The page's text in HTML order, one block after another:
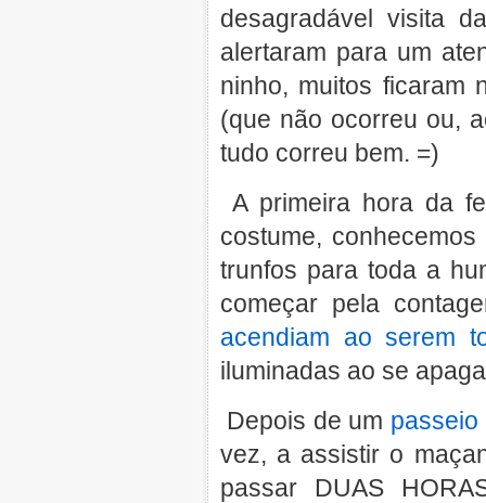
desagradável visita
alertaram para um
ninho, muitos ficaram
(que não ocorreu ou,
tudo correu bem. =)
A primeira hora da
costume,
trunfos para toda a
começar pela
acendiam ao serem
iluminadas ao se
Depois de um passeio
vez, a assistir o
passar DUAS